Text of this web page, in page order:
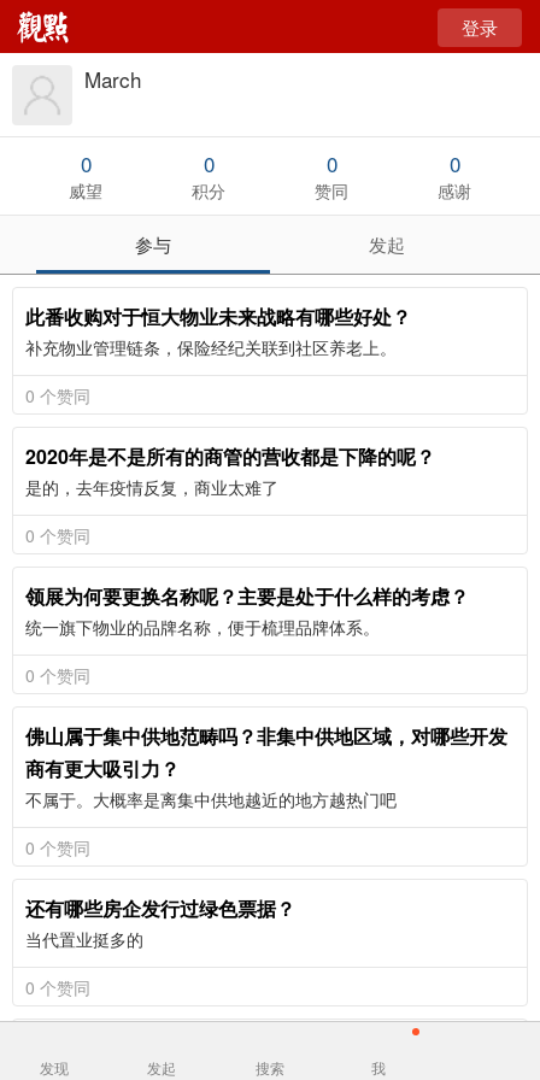
登录
March
0
威望
0
积分
0
赞同
0
感谢
参与 发起
此番收购对于恒大物业未来战略有哪些好处？
补充物业管理链条，保险经纪关联到社区养老上。
0 个赞同
2020年是不是所有的商管的营收都是下降的呢？
是的，去年疫情反复，商业太难了
0 个赞同
领展为何要更换名称呢？主要是处于什么样的考虑？
统一旗下物业的品牌名称，便于梳理品牌体系。
0 个赞同
佛山属于集中供地范畴吗？非集中供地区域，对哪些开发
商有更大吸引力？
不属于。大概率是离集中供地越近的地方越热门吧
0 个赞同
还有哪些房企发行过绿色票据？
当代置业挺多的
0 个赞同
发现 发起 搜索 我